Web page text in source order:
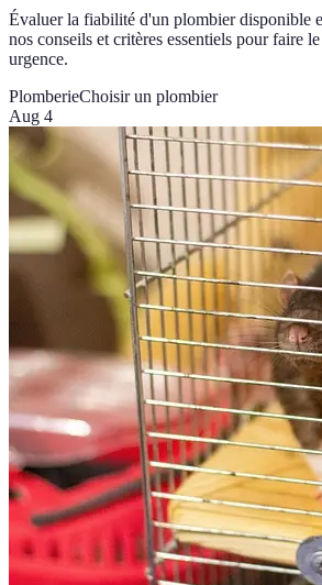
Évaluer la fiabilité d'un plombier disponible
nos conseils et critères essentiels pour faire
urgence.
PlomberieChoisir un plombier
Aug 4